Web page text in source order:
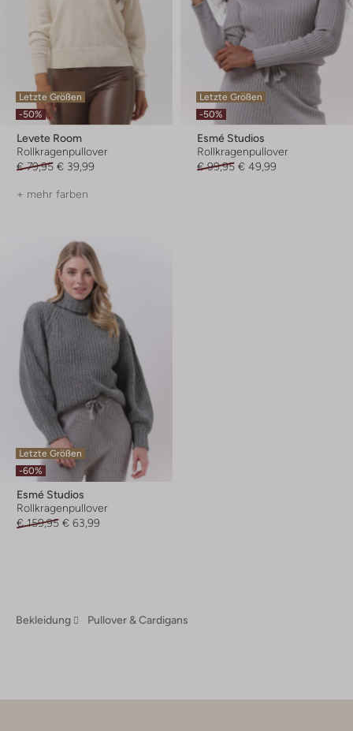
Letzte Größen
-50%
Levete Room
Rollkragenpullover
€ 79,95 € 39,99
+ mehr farben
Letzte Größen
-50%
Esmé Studios
Rollkragenpullover
€ 99,95 € 49,99
Letzte Größen
-60%
Esmé Studios
Rollkragenpullover
€ 159,95 € 63,99
Bekleidung Pullover & Cardigans